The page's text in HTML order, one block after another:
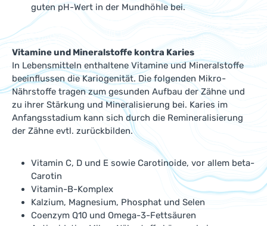
guten pH-Wert in der Mundhöhle bei.
Vitamine und Mineralstoffe kontra Karies
In Lebensmitteln enthaltene Vitamine und Mineralstoffe
beeinflussen die Kariogenität. Die folgenden Mikro-
Nährstoffe tragen zum gesunden Aufbau der Zähne und
zu ihrer Stärkung und Mineralisierung bei. Karies im
Anfangsstadium kann sich durch die Remineralisierung
der Zähne evtl. zurückbilden.
Vitamin C, D und E sowie Carotinoide, vor allem beta-
Carotin
Vitamin-B-Komplex
Kalzium, Magnesium, Phosphat und Selen
Coenzym Q10 und Omega-3-Fettsäuren